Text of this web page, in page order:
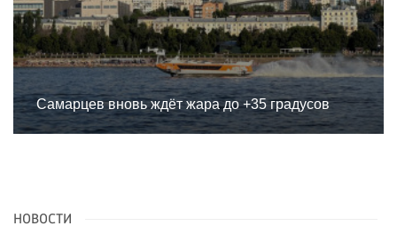
Самарцев вновь ждёт жара до +35 градусов
НОВОСТИ